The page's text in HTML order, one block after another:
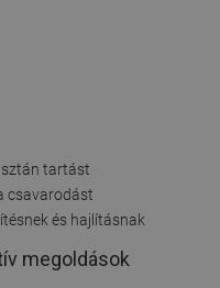
tartást
csavarodást
és hajlításnak
megoldások